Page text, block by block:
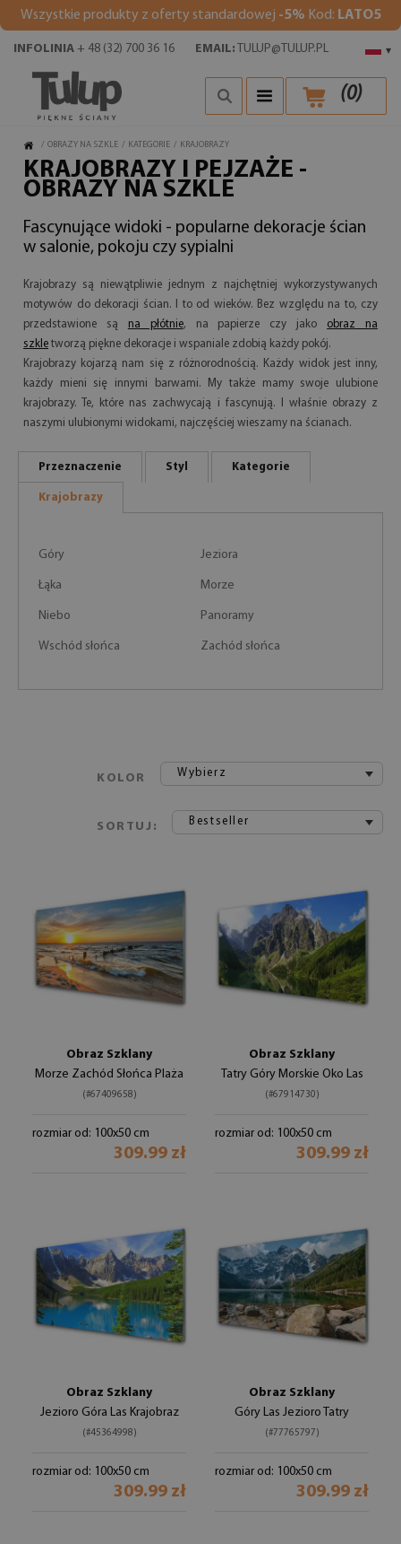
Wszystkie produkty z oferty standardowej -5% Kod: LATO5
▾
INFOLINIA + 48 (32) 700 36 16 EMAIL: TULUP@TULUP.PL
(0)
/ OBRAZY NA SZKLE / KATEGORIE / KRAJOBRAZY
KRAJOBRAZY I PEJZAŻE -
OBRAZY NA SZKLE
Fascynujące widoki - popularne dekoracje ścian
w salonie, pokoju czy sypialni
Krajobrazy są niewątpliwie jednym z najchętniej wykorzystywanych
motywów do dekoracji ścian. I to od wieków. Bez względu na to, czy
przedstawione są na płótnie, na papierze czy jako obraz na
szkle tworzą piękne dekoracje i wspaniale zdobią każdy pokój.
Krajobrazy kojarzą nam się z różnorodnością. Każdy widok jest inny,
każdy mieni się innymi barwami. My także mamy swoje ulubione
krajobrazy. Te, które nas zachwycają i fascynują. I właśnie obrazy z
naszymi ulubionymi widokami, najczęściej wieszamy na ścianach.
Przeznaczenie Styl Kategorie
Krajobrazy
Góry Jeziora
Łąka Morze
Niebo Panoramy
Wschód słońca Zachód słońca
KOLOR Wybierz
SORTUJ: Bestseller
Obraz Szklany
Morze Zachód Słońca Plaża
(#67409658)
rozmiar od: 100x50 cm
309.99 zł
Obraz Szklany
Tatry Góry Morskie Oko Las
(#67914730)
rozmiar od: 100x50 cm
309.99 zł
Obraz Szklany
Jezioro Góra Las Krajobraz
(#45364998)
rozmiar od: 100x50 cm
309.99 zł
Obraz Szklany
Góry Las Jezioro Tatry
(#77765797)
rozmiar od: 100x50 cm
309.99 zł